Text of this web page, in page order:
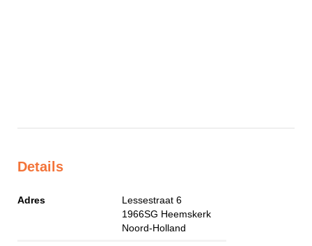
Details
Adres
Lessestraat 6
1966SG Heemskerk
Noord-Holland